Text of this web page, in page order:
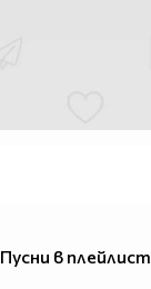
Пусни в плейлист